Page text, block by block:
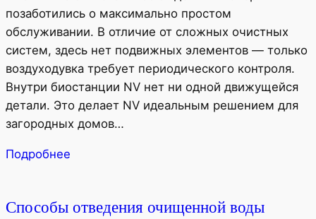
позаботились о максимально простом
обслуживании. В отличие от сложных очистных
систем, здесь нет подвижных элементов — только
воздуходувка требует периодического контроля.
Внутри биостанции NV нет ни одной движущейся
детали. Это делает NV идеальным решением для
загородных домов…
Подробнее
Способы отведения очищенной воды